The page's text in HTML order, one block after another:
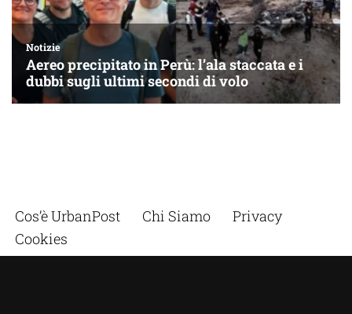
Cos’è UrbanPost Chi Siamo
Privacy
Cookies